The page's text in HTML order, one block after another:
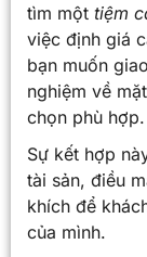
tìm một tiệm
việc định giá
bạn muốn
nghiệm về
chọn phù hợp.
Sự kết hợp
tài sản, điều
khích để
của mình.